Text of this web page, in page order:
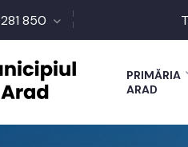
850
PRIMĂRIA
ARAD